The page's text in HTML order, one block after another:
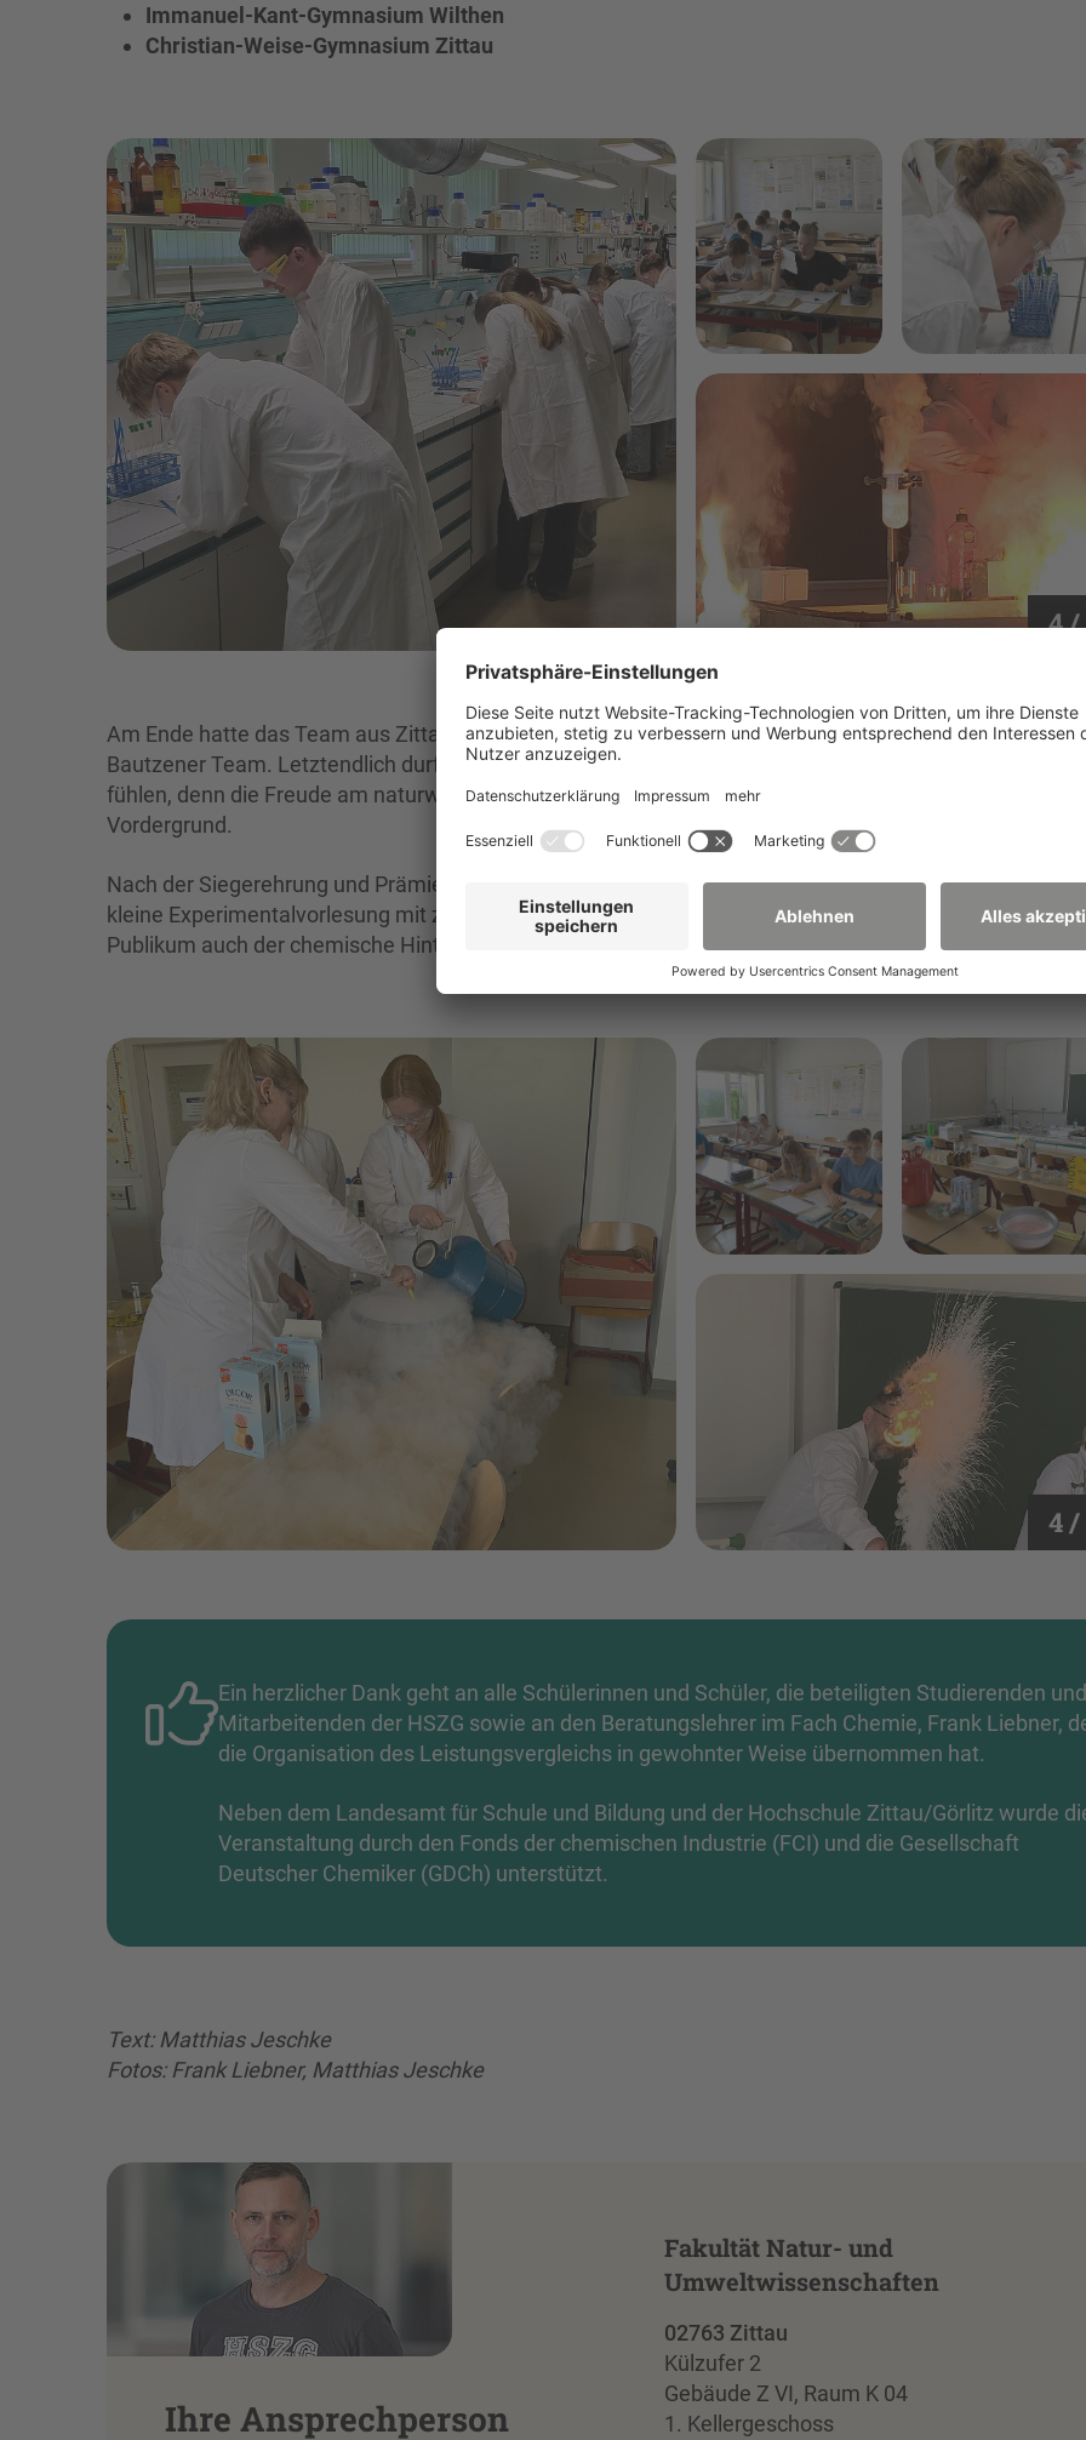
Immanuel-Kant-Gymnasium Wilthen
Christian-Weise-Gymnasium Zittau
4 /
Am Ende hatte das Team aus Zittau knapp die Nase vorn. Auf den Plätzen folgten ein Radeberger
Bautzener Team. Letztendlich durften sich aber alle Teilnehmenden als Gewinnerinnen und Gewinner
fühlen, denn die Freude am naturwissenschaftlichen Arbeiten und Experimentieren stand jederzeit im
Vordergrund.
Nach der Siegerehrung und Prämierung aller Teams fand für die Schülerinnen und Schüler und Gäste
kleine Experimentalvorlesung mit zahlreichen interessanten Schauversuchen statt. Dabei wurde dem
Publikum auch der chemische Hintergrund der durchgeführten Experimente erläutert.
4 /
Ein herzlicher Dank geht an alle Schülerinnen und Schüler, die beteiligten Studierenden und
Mitarbeitenden der HSZG sowie an den Beratungslehrer im Fach Chemie, Frank Liebner,
die Organisation des Leistungsvergleichs in gewohnter Weise übernommen hat.
Neben dem Landesamt für Schule und Bildung und der Hochschule Zittau/Görlitz wurde
Veranstaltung durch den Fonds der chemischen Industrie (FCI) und die Gesellschaft
Deutscher Chemiker (GDCh) unterstützt.
Text: Matthias Jeschke
Fotos: Frank Liebner, Matthias Jeschke
Ihre Ansprechperson
Fakultät Natur- und
Umweltwissenschaften
02763 Zittau
Külzufer 2
Gebäude Z VI, Raum K 04
1. Kellergeschoss